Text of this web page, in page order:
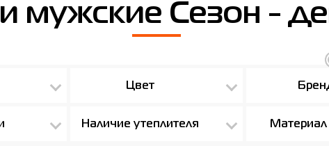
мужские Сезон -
Цвет
Наличие утеплителя Материал